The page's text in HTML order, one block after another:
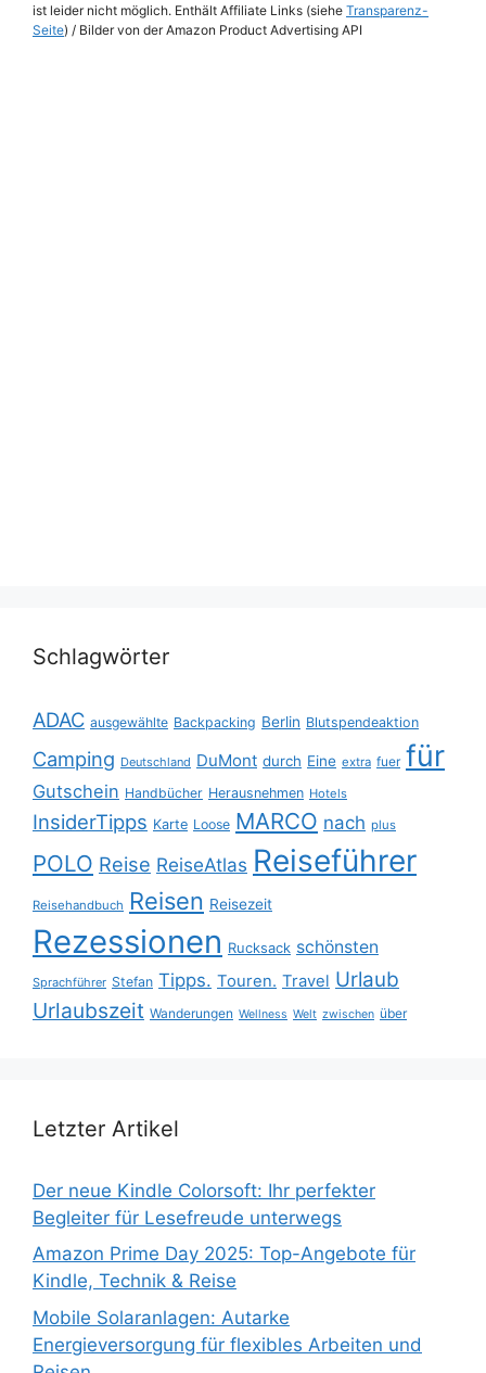
ist leider nicht möglich. Enthält Affiliate Links (siehe Transparenz-
Seite) / Bilder von der Amazon Product Advertising API
Schlagwörter
ADAC ausgewählte Backpacking Berlin Blutspendeaktion
Camping Deutschland DuMont durch Eine extra fuer für
Gutschein Handbücher Herausnehmen Hotels
InsiderTipps Karte Loose MARCO nach plus
POLO Reise ReiseAtlas Reiseführer
Reisehandbuch Reisen Reisezeit
Rezessionen Rucksack schönsten
Sprachführer Stefan Tipps. Touren. Travel Urlaub
Urlaubszeit Wanderungen Wellness Welt zwischen über
Letzter Artikel
Der neue Kindle Colorsoft: Ihr perfekter
Begleiter für Lesefreude unterwegs
Amazon Prime Day 2025: Top-Angebote für
Kindle, Technik & Reise
Mobile Solaranlagen: Autarke
Energieversorgung für flexibles Arbeiten und